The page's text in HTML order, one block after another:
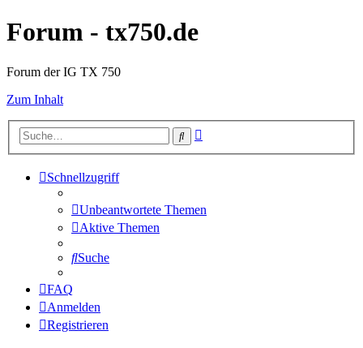
Forum - tx750.de
Forum der IG TX 750
Zum Inhalt
Suche
Schnellzugriff
Unbeantwortete Themen
Aktive Themen
Suche
FAQ
Anmelden
Registrieren